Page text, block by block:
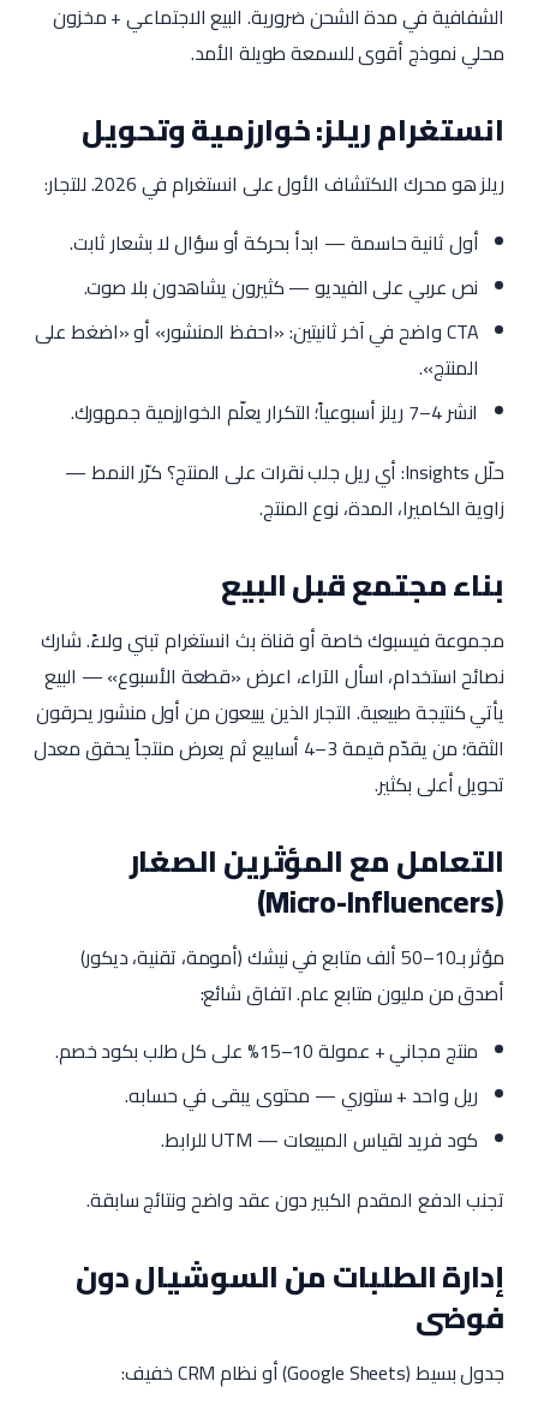
الشفافية في مدة الشحن ضرورية. البيع الاجتماعي + مخزون
محلي نموذج أقوى للسمعة طويلة الأمد.
انستغرام ريلز: خوارزمية وتحويل
ريلز هو محرك الاكتشاف الأول على انستغرام في 2026. للتجار:
أول ثانية حاسمة — ابدأ بحركة أو سؤال لا بشعار ثابت.
نص عربي على الفيديو — كثيرون يشاهدون بلا صوت.
CTA واضح في آخر ثانيتين: «احفظ المنشور» أو «اضغط على
المنتج».
انشر 4–7 ريلز أسبوعياً؛ التكرار يعلّم الخوارزمية جمهورك.
حلّل Insights: أي ريل جلب نقرات على المنتج؟ كرّر النمط —
زاوية الكاميرا، المدة، نوع المنتج.
بناء مجتمع قبل البيع
مجموعة فيسبوك خاصة أو قناة بث انستغرام تبني ولاءً. شارك
نصائح استخدام، اسأل الآراء، اعرض «قطعة الأسبوع» — البيع
يأتي كنتيجة طبيعية. التجار الذين يبيعون من أول منشور يحرقون
الثقة؛ من يقدّم قيمة 3–4 أسابيع ثم يعرض منتجاً يحقق معدل
تحويل أعلى بكثير.
التعامل مع المؤثرين الصغار
(Micro-Influencers)
مؤثر بـ10–50 ألف متابع في نيشك (أمومة، تقنية، ديكور)
أصدق من مليون متابع عام. اتفاق شائع:
منتج مجاني + عمولة 10–15% على كل طلب بكود خصم.
ريل واحد + ستوري — محتوى يبقى في حسابه.
كود فريد لقياس المبيعات — UTM للرابط.
تجنب الدفع المقدم الكبير دون عقد واضح ونتائج سابقة.
إدارة الطلبات من السوشيال دون
فوضى
جدول بسيط (Google Sheets) أو نظام CRM خفيف: